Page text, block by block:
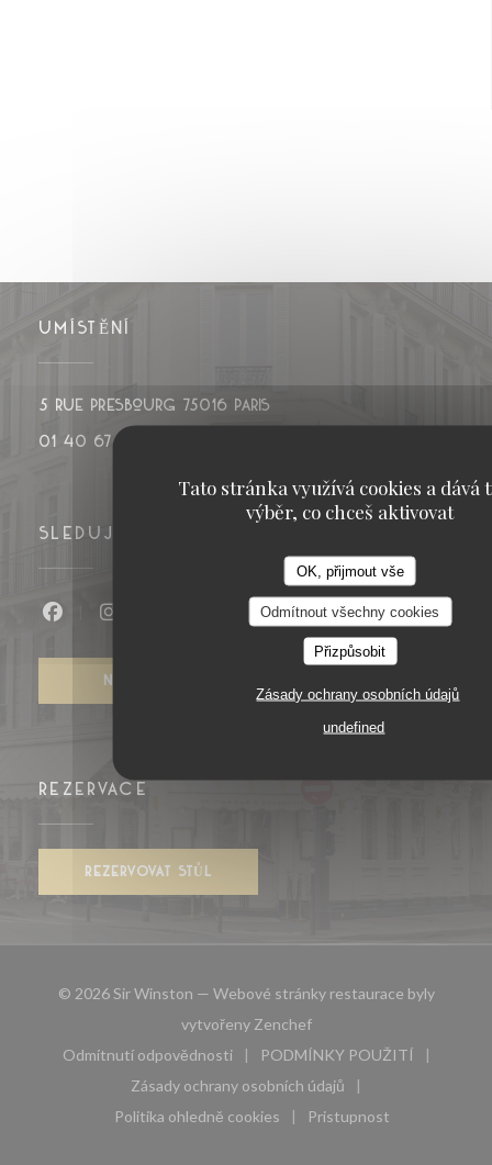
Tato stránka využívá cookies a dává
výběr, co chceš aktivovat
OK, přijmout vše
Odmítnout všechny cookies
Přizpůsobit
Zásady ochrany osobních údajů
undefined
UMÍSTĚNÍ
5 rue Presbourg 75016 PARIS
01 40 67 17 37
SLEDUJTE NÁS
Facebook ((otevře se v novém okně))
Instagram ((otevře se v novém okně))
NEWSLETTER
REZERVACE
REZERVOVAT STŮL
© 2026 Sir Winston — Webové stránky restaurace byly
vytvořeny Zenchef((otevře se v novém okně))
Odmítnutí odpovědnosti
((otevře se v novém okně))
PODMÍNKY POUŽITÍ
((otevře se v novém
Zásady ochrany osobních údajů
((otevře se v novém okně))
Politika ohledně cookies
((otevře se v novém okně))
Pristupnost
((otevře se v novém